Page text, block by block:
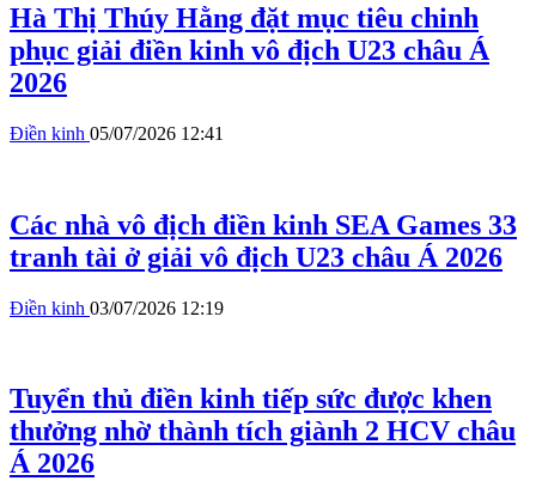
Hà Thị Thúy Hằng đặt mục tiêu chinh
phục giải điền kinh vô địch U23 châu Á
2026
Điền kinh 05/07/2026 12:41
Các nhà vô địch điền kinh SEA Games 33
tranh tài ở giải vô địch U23 châu Á 2026
Điền kinh 03/07/2026 12:19
Tuyển thủ điền kinh tiếp sức được khen
thưởng nhờ thành tích giành 2 HCV châu
Á 2026